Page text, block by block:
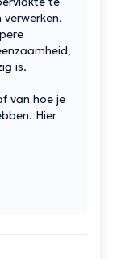
is.
van hoe je
Hier